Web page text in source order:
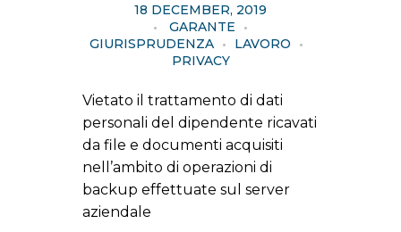
18 DECEMBER, 2019
GARANTE
GIURISPRUDENZA
LAVORO
PRIVACY
Vietato il trattamento di dati
personali del dipendente ricavati
da file e documenti acquisiti
nell’ambito di operazioni di
backup effettuate sul server
aziendale